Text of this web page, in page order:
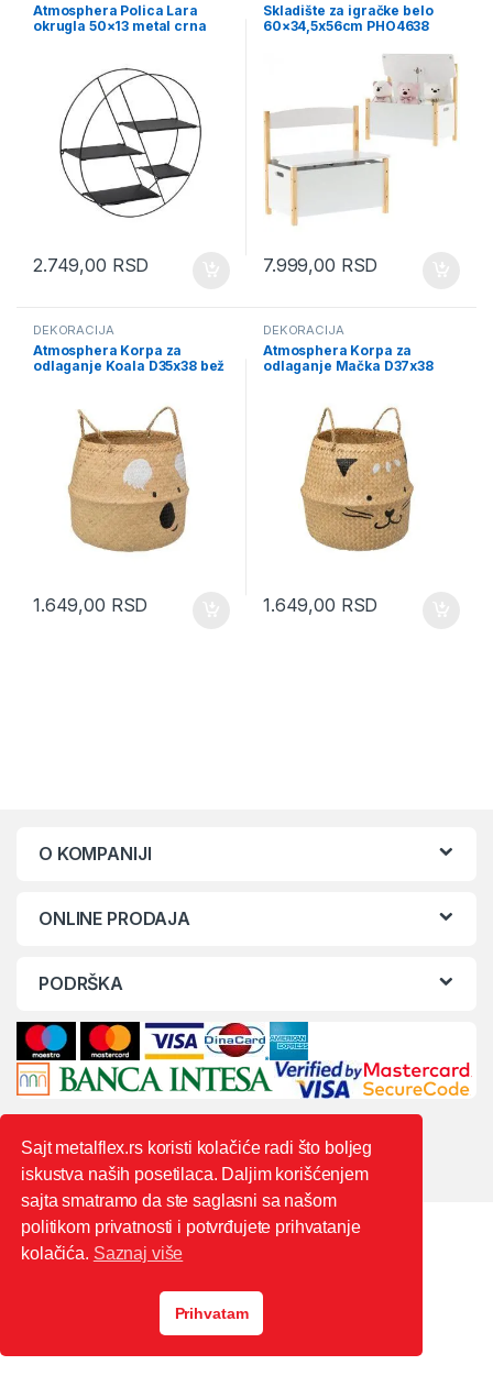
Atmosphera Polica Lara
okrugla 50×13 metal crna
2.749,00 RSD
Skladište za igračke belo
60×34,5x56cm PHO4638
7.999,00 RSD
DEKORACIJA
Atmosphera Korpa za
odlaganje Koala D35x38 bež
1.649,00 RSD
DEKORACIJA
Atmosphera Korpa za
odlaganje Mačka D37x38
1.649,00 RSD
O KOMPANIJI
ONLINE PRODAJA
PODRŠKA
0603444235
Sajt metalflex.rs koristi kolačiće radi što boljeg
iskustva naših posetilaca. Daljim korišćenjem
sajta smatramo da ste saglasni sa našom
politikom privatnosti i potvrđujete prihvatanje
kolačića. Saznaj više
Prihvatam